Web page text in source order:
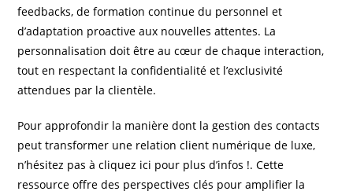
feedbacks, de formation continue du personnel et
d’adaptation proactive aux nouvelles attentes. La
personnalisation doit être au cœur de chaque interaction,
tout en respectant la confidentialité et l’exclusivité
attendues par la clientèle.
Pour approfondir la manière dont la gestion des contacts
peut transformer une relation client numérique de luxe,
n’hésitez pas à cliquez ici pour plus d’infos !. Cette
ressource offre des perspectives clés pour amplifier la